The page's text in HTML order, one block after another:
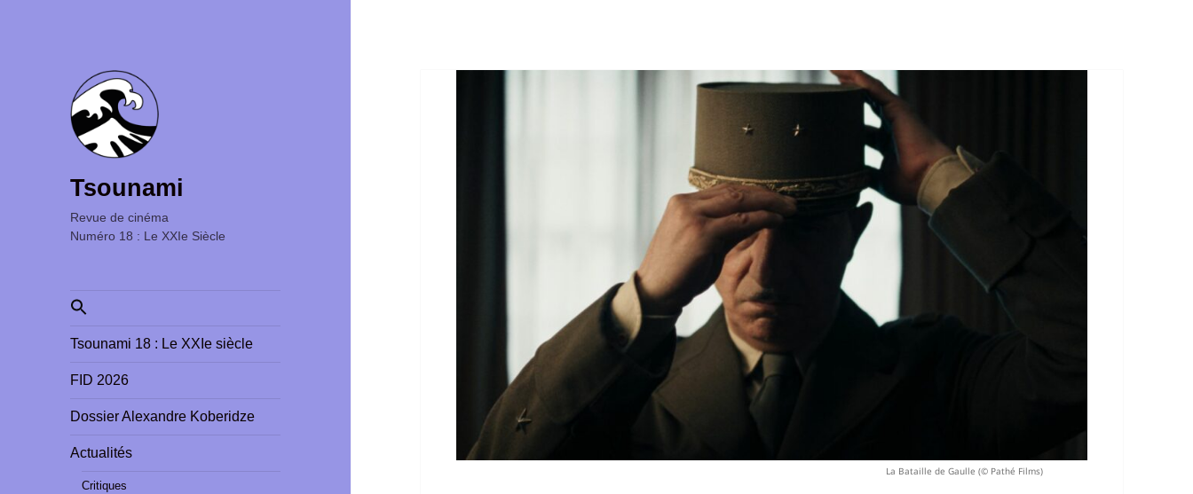
Tsounami
Revue de cinéma ‎ ‎ ‎ ‎ ‎ ‎ ‎ ‎ ‎ ‎ ‎ ‎ ‎ ‎ ‎ ‎ ‎ ‎ ‎ ‎ ‎ ‎ ‎ ‎ ‎ ‎
Numéro 18 : Le XXIe Siècle
Search
for:
Tsounami 18 : Le XXIe siècle
FID 2026
Dossier Alexandre Koberidze
Actualités
Critiques
La Bataille de Gaulle (© Pathé Films)